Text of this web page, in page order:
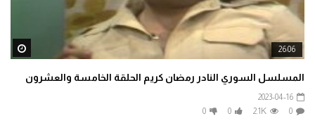
26:06
المسلسل السوري النادر رمضان كريم الحلقة الخامسة والعشرون
2023-04-16
0
2.1K
0
0